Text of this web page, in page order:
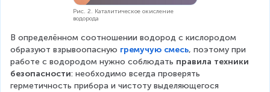
Рис. 2. Каталитическое окисление
водорода
В определённом соотношении водород с кислородом
образуют взрывоопасную гремучую смесь, поэтому при
работе с водородом нужно соблюдать правила техники
безопасности: необходимо всегда проверять
герметичность прибора и чистоту выделяющегося